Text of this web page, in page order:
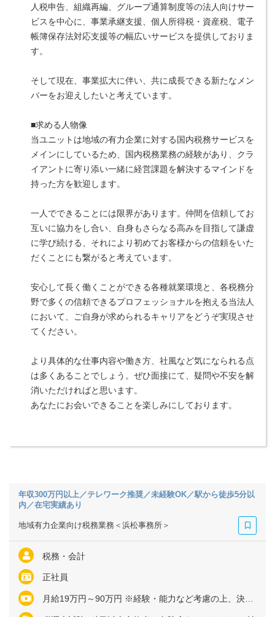
人税申告、組織再編、グループ通算制度等の法人向けサー
ビスを中心に、事業承継支援、個人所得税・資産税、電子
帳簿保存法対応支援等の幅広いサービスを提供しておりま
す。
そして現在、事業拡大に伴い、共に成長できる新たなメン
バーをお迎えしたいと考えています。
■求める人物像
当ユニットは地域の有力企業に対する国内税務サービスを
メインにしているため、国内税務業務の経験があり、クラ
イアントに寄り添い一緒に経営課題を解決するマインドを
持った方を歓迎します。
一人でできることには限界があります。仲間を信頼してお
互いに協力をし合い、自身もさらなる高みを目指して謙虚
に学び続ける、それにより初めてお客様からの信頼をいた
だくことにも繋がると考えています。
安心して長く働くことができる各種就業環境と、各税務分
野で多くの信頼できるプロフェッショナルを抱える当法人
において、ご自身が求められるキャリアをどうぞ実現させ
てください。
より具体的な仕事内容や働き方、社風など気になられる点
は多くあることでしょう。ぜひ面接にて、疑問や不安を解
消いただければと思います。
あなたにお会いできることを楽しみにしております。
年収300万円以上／テレワーク推奨／未経験OK／駅から徒歩5分以
内／在宅実績あり
地域有力企業向け税務業務＜浜松事務所＞
税務・会計
正社員
月給19万円～90万円 ※経験・能力など考慮の上、決定いたします ※アソシエイト／シニアアソシエイトは残業代全額支給 ※マネジャーまたはシニアマネジャーの場合、管理監督者採用のため残業代支給なし